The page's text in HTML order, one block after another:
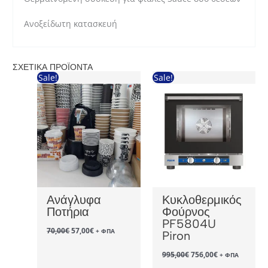
Ανοξείδωτη κατασκευή
ΣΧΕΤΙΚΆ ΠΡΟΪΌΝΤΑ
Sale!
Ανάγλυφα
Ποτήρια
70,00€Original
price
57,00€Η+ ΦΠΑ
Sale!
Κυκλοθερμικός
Φούρνος
PF5804U
Piron
995,00€Original
price
756,00€Η+ ΦΠΑ